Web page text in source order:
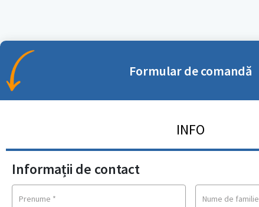
Formular de comandă
INFO
Informații de contact
Prenume * Nume de familie